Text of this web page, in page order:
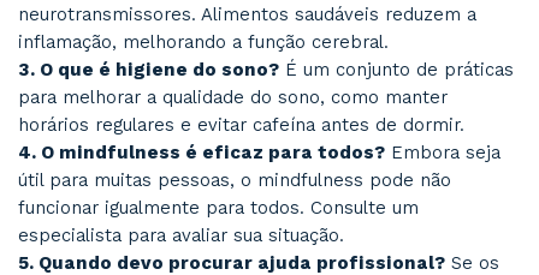
Estabelecer metas claras e alcançáveis traz
motivação para o dia a dia.
Como fazer isso?Divida grandes
etapas menores e comemore pequenas
Exemplo prático:Um paciente com
pode começar definindo metas simples,
organizar um espaço da casa por dia.